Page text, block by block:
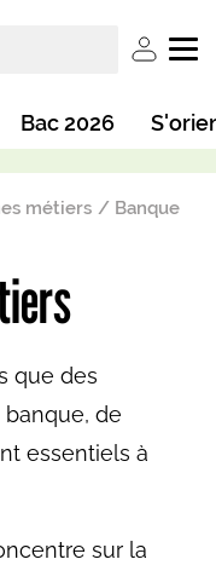
User
Bac 2026
métiers
Banque
que des
de
essentiels à
sur la